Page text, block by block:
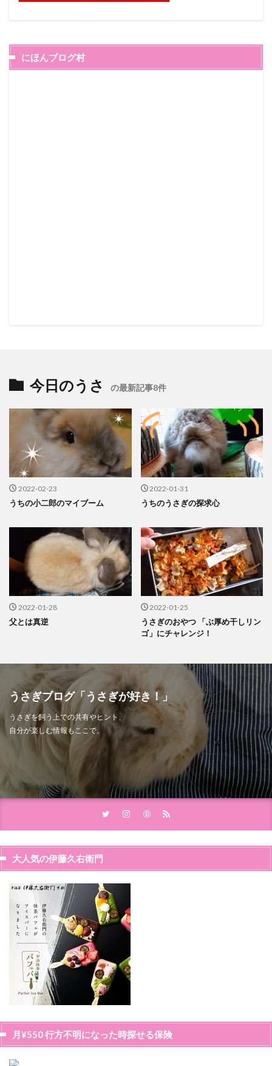
にほんブログ村
今日のうさ の最新記事8件
2022-02-23
うちの小二郎のマイブーム
2022-01-31
うちのうさぎの探求心
2022-01-28
父とは真逆
2022-01-25
うさぎのおやつ 「ぶ厚め干しリン
ゴ」にチャレンジ！
うさぎブログ「うさぎが好き！」
うさぎを飼う上での共有やヒント、
自分が楽しむ情報もここで。
大人気の伊藤久右衛門
月¥550 行方不明になった時探せる保険